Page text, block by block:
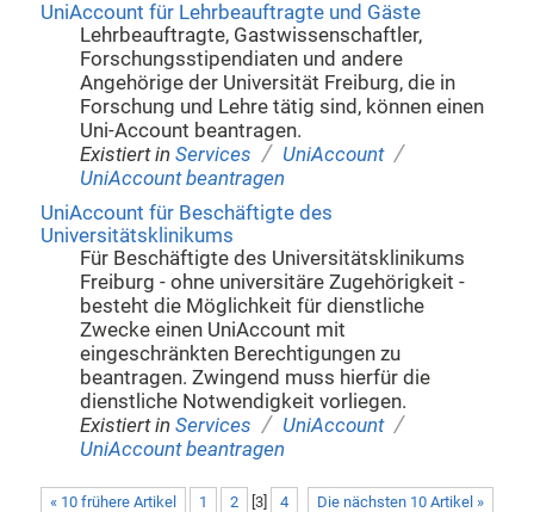
UniAccount für Lehrbeauftragte und Gäste
Lehrbeauftragte, Gastwissenschaftler,
Forschungsstipendiaten und andere
Angehörige der Universität Freiburg, die in
Forschung und Lehre tätig sind, können einen
Uni-Account beantragen.
Existiert in Services / UniAccount /
UniAccount beantragen
UniAccount für Beschäftigte des
Universitätsklinikums
Für Beschäftigte des Universitätsklinikums
Freiburg - ohne universitäre Zugehörigkeit -
besteht die Möglichkeit für dienstliche
Zwecke einen UniAccount mit
eingeschränkten Berechtigungen zu
beantragen. Zwingend muss hierfür die
dienstliche Notwendigkeit vorliegen.
Existiert in Services / UniAccount /
UniAccount beantragen
« 10 frühere Artikel Die nächsten 10 Artikel »
1 2 3] 4